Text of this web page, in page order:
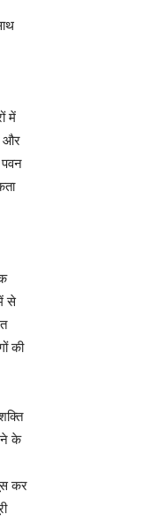
में
और
पवन
से
की
के
कर